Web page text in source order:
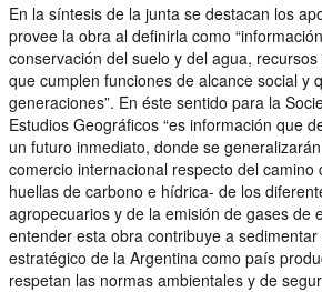
En la síntesis de la junta se destacan los
provee la obra al definirla como
conservación del suelo y del agua,
que cumplen funciones de alcance social y
generaciones”. En éste sentido para la
Estudios Geográficos “es información que
un futuro inmediato, donde se
comercio internacional respecto del camino
huellas de carbono e hídrica- de los
agropecuarios y de la emisión de gases de
entender esta obra contribuye a
estratégico de la Argentina como país
respetan las normas ambientales y de